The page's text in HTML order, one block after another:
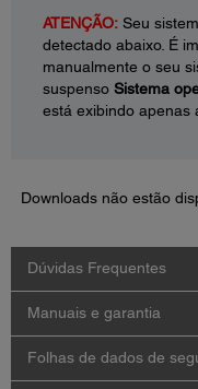
ATENÇÃO: Seu
detectado abaixo. É
manualmente o seu
suspenso Sistema
está exibindo apenas
Downloads não estão
Dúvidas Frequentes
Manuais e garantia
Folhas de dados de